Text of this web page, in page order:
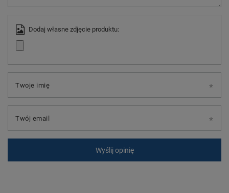
Dodaj własne zdjęcie produktu:
Twoje imię
Twój email
Wyślij opinię